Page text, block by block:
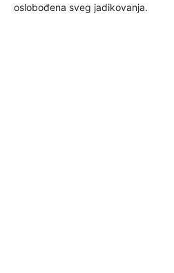
oslobođena sveg jadikovanja.